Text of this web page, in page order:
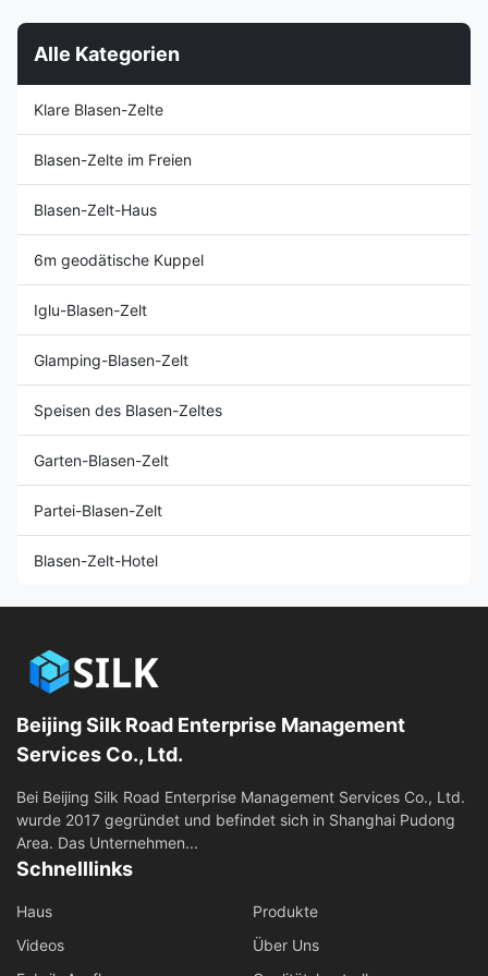
Alle Kategorien
Klare Blasen-Zelte
Blasen-Zelte im Freien
Blasen-Zelt-Haus
6m geodätische Kuppel
Iglu-Blasen-Zelt
Glamping-Blasen-Zelt
Speisen des Blasen-Zeltes
Garten-Blasen-Zelt
Partei-Blasen-Zelt
Blasen-Zelt-Hotel
Beijing Silk Road Enterprise Management
Services Co., Ltd.
Bei Beijing Silk Road Enterprise Management Services Co., Ltd.
wurde 2017 gegründet und befindet sich in Shanghai Pudong
Area. Das Unternehmen...
Schnelllinks
Haus
Produkte
Videos
Über Uns